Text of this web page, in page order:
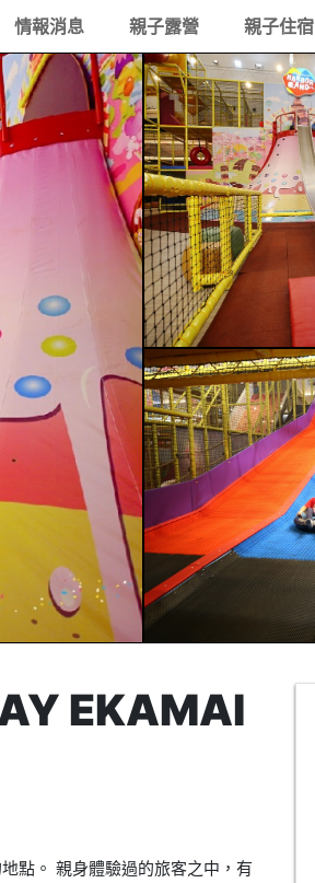
情報消息 親子露營 親子住宿
EKAMAI
點。 親身體驗過的旅客之中，有